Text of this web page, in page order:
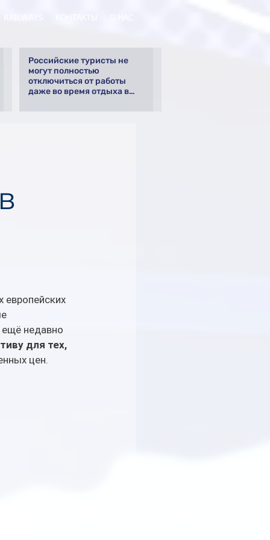
Российские туристы не
могут полностью
отключиться от работы
даже во время отдыха в
европейских
ещё недавно
для тех,
цен.